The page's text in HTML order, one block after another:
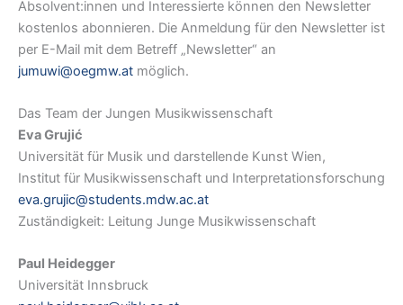
Absolvent:innen und Interessierte können den Newsletter
kostenlos abonnieren. Die Anmeldung für den Newsletter ist
per E-Mail mit dem Betreff „Newsletter“ an
jumuwi@oegmw.at möglich.
Das Team der Jungen Musikwissenschaft
Eva Grujić
Universität für Musik und darstellende Kunst Wien,
Institut für Musikwissenschaft und Interpretationsforschung
eva.grujic@students.mdw.ac.at
Zuständigkeit: Leitung Junge Musikwissenschaft
Paul Heidegger
Universität Innsbruck